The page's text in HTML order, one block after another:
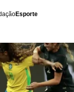
Esporte